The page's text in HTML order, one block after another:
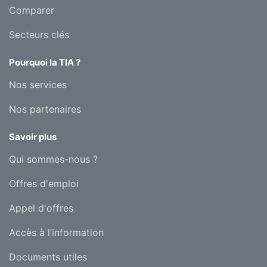
Comparer
Secteurs clés
Pourquoi la TIA ?
Nos services
Nos partenaires
Savoir plus
Qui sommes-nous ?
Offres d'emploi
Appel d'offres
Accès à l’information
Documents utiles